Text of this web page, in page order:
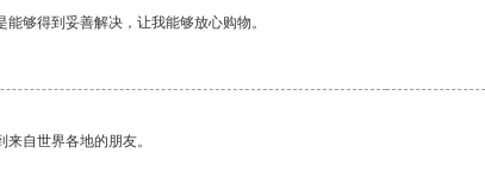
够得到妥善解决，让我能够放心购物。
自世界各地的朋友。